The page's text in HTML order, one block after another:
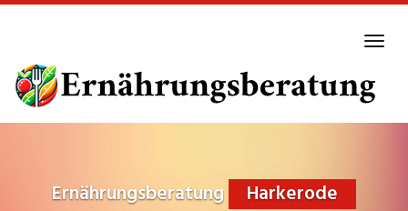
main
content
Ernährungsberatung Harkerode